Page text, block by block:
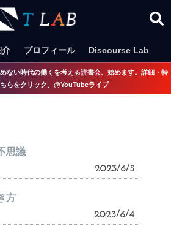
介 プロフィール Discourse Lab
ない時代の働くを考える読書会、始めます。詳細・特
らをクリック。@YouTubeライブ
思議
2023/6/5
方
2023/6/4